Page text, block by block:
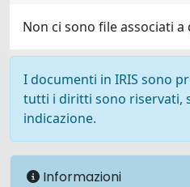
Non ci sono file associati
I documenti in IRIS sono
tutti i diritti sono riservati,
indicazione.
Informazioni